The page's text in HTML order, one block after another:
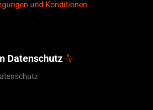
und Konditionen
Datenschutz